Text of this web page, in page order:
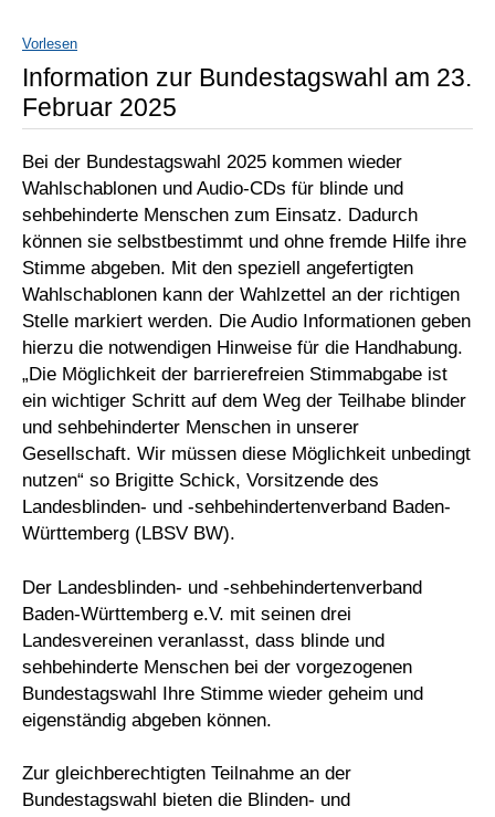
Vorlesen
Information zur Bundestagswahl am 23.
Februar 2025
Bei der Bundestagswahl 2025 kommen wieder
Wahlschablonen und Audio-CDs für blinde und
sehbehinderte Menschen zum Einsatz. Dadurch
können sie selbstbestimmt und ohne fremde Hilfe ihre
Stimme abgeben. Mit den speziell angefertigten
Wahlschablonen kann der Wahlzettel an der richtigen
Stelle markiert werden. Die Audio Informationen geben
hierzu die notwendigen Hinweise für die Handhabung.
„Die Möglichkeit der barrierefreien Stimmabgabe ist
ein wichtiger Schritt auf dem Weg der Teilhabe blinder
und sehbehinderter Menschen in unserer
Gesellschaft. Wir müssen diese Möglichkeit unbedingt
nutzen“ so Brigitte Schick, Vorsitzende des
Landesblinden- und -sehbehindertenverband Baden-
Württemberg (LBSV BW).
Der Landesblinden- und -sehbehindertenverband
Baden-Württemberg e.V. mit seinen drei
Landesvereinen veranlasst, dass blinde und
sehbehinderte Menschen bei der vorgezogenen
Bundestagswahl Ihre Stimme wieder geheim und
eigenständig abgeben können.
Zur gleichberechtigten Teilnahme an der
Bundestagswahl bieten die Blinden- und